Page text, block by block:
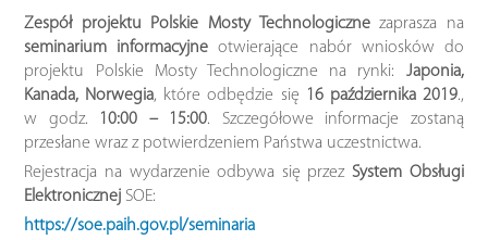
Zespół projektu Polskie Mosty Technologicznezaprasza na
seminarium informacyjne otwierające nabór wniosków do
projektu Polskie Mosty Technologiczne na rynki: Japonia,
Kanada, Norwegia, które odbędzie się 16 października 2019.,
w godz.
10:00 – 15:00. Szczegółowe informacje zostaną
przesłane wraz z potwierdzeniem Państwa uczestnictwa.
Rejestracja na wydarzenie odbywa się przez System Obsługi
Elektronicznej SOE:
https://soe.paih.gov.pl/seminaria